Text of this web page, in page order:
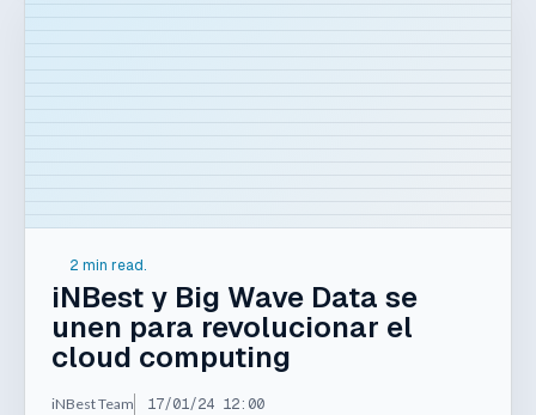
2 min read.
iNBest y Big Wave Data se
unen para revolucionar el
cloud computing
iNBest Team 17/01/24 12:00